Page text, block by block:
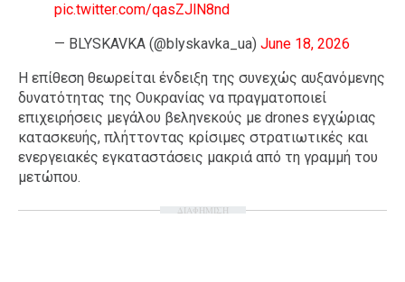
pic.twitter.com/qasZJlN8nd
— BLYSKAVKA (@blyskavka_ua) June 18, 2026
Η επίθεση θεωρείται ένδειξη της συνεχώς αυξανόμενης
δυνατότητας της Ουκρανίας να πραγματοποιεί
επιχειρήσεις μεγάλου βεληνεκούς με drones εγχώριας
κατασκευής, πλήττοντας κρίσιμες στρατιωτικές και
ενεργειακές εγκαταστάσεις μακριά από τη γραμμή του
μετώπου.
ΔΙΑΦΗΜΙΣΗ